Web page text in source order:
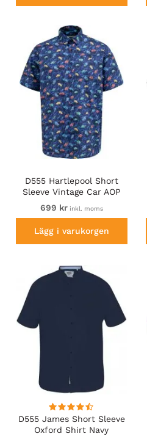
D555 Hartlepool Short
Sleeve Vintage Car AOP
Stretch Shirt Blue
699 krinkl. moms
Lägg i varukorgen
D555 James Short Sleeve
Oxford Shirt Navy